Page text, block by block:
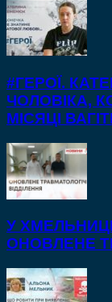
#ГЕРОЇ.
ЧОЛОВІКА,
МІСЯЦІ
У
ОНОВЛЕНЕ